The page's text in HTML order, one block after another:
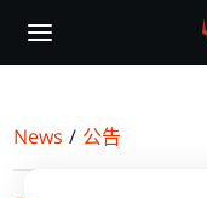
main
News / 公告